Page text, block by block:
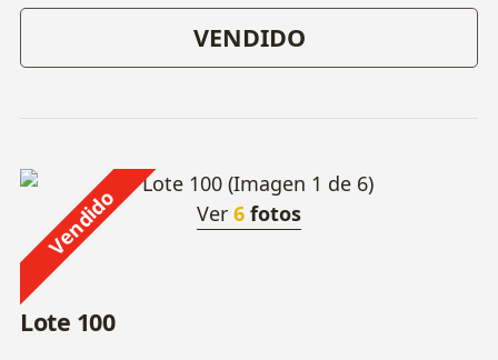
VENDIDO
Vendido Ver 6 fotos
Lote 100